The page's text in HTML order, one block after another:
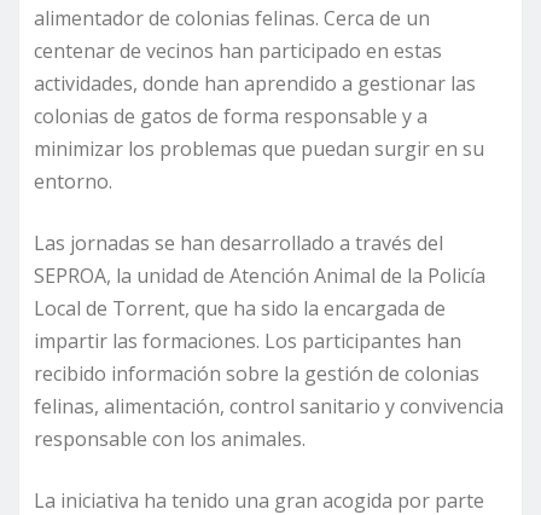
alimentador de colonias felinas. Cerca de un
centenar de vecinos han participado en estas
actividades, donde han aprendido a gestionar las
colonias de gatos de forma responsable y a
minimizar los problemas que puedan surgir en su
entorno.
Las jornadas se han desarrollado a través del
SEPROA, la unidad de Atención Animal de la Policía
Local de Torrent, que ha sido la encargada de
impartir las formaciones. Los participantes han
recibido información sobre la gestión de colonias
felinas, alimentación, control sanitario y convivencia
responsable con los animales.
La iniciativa ha tenido una gran acogida por parte